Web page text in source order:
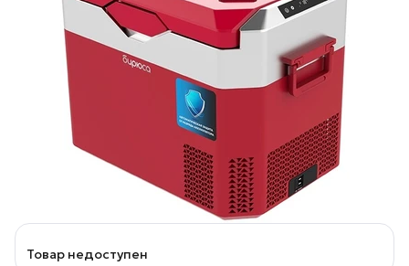
Товар недоступен